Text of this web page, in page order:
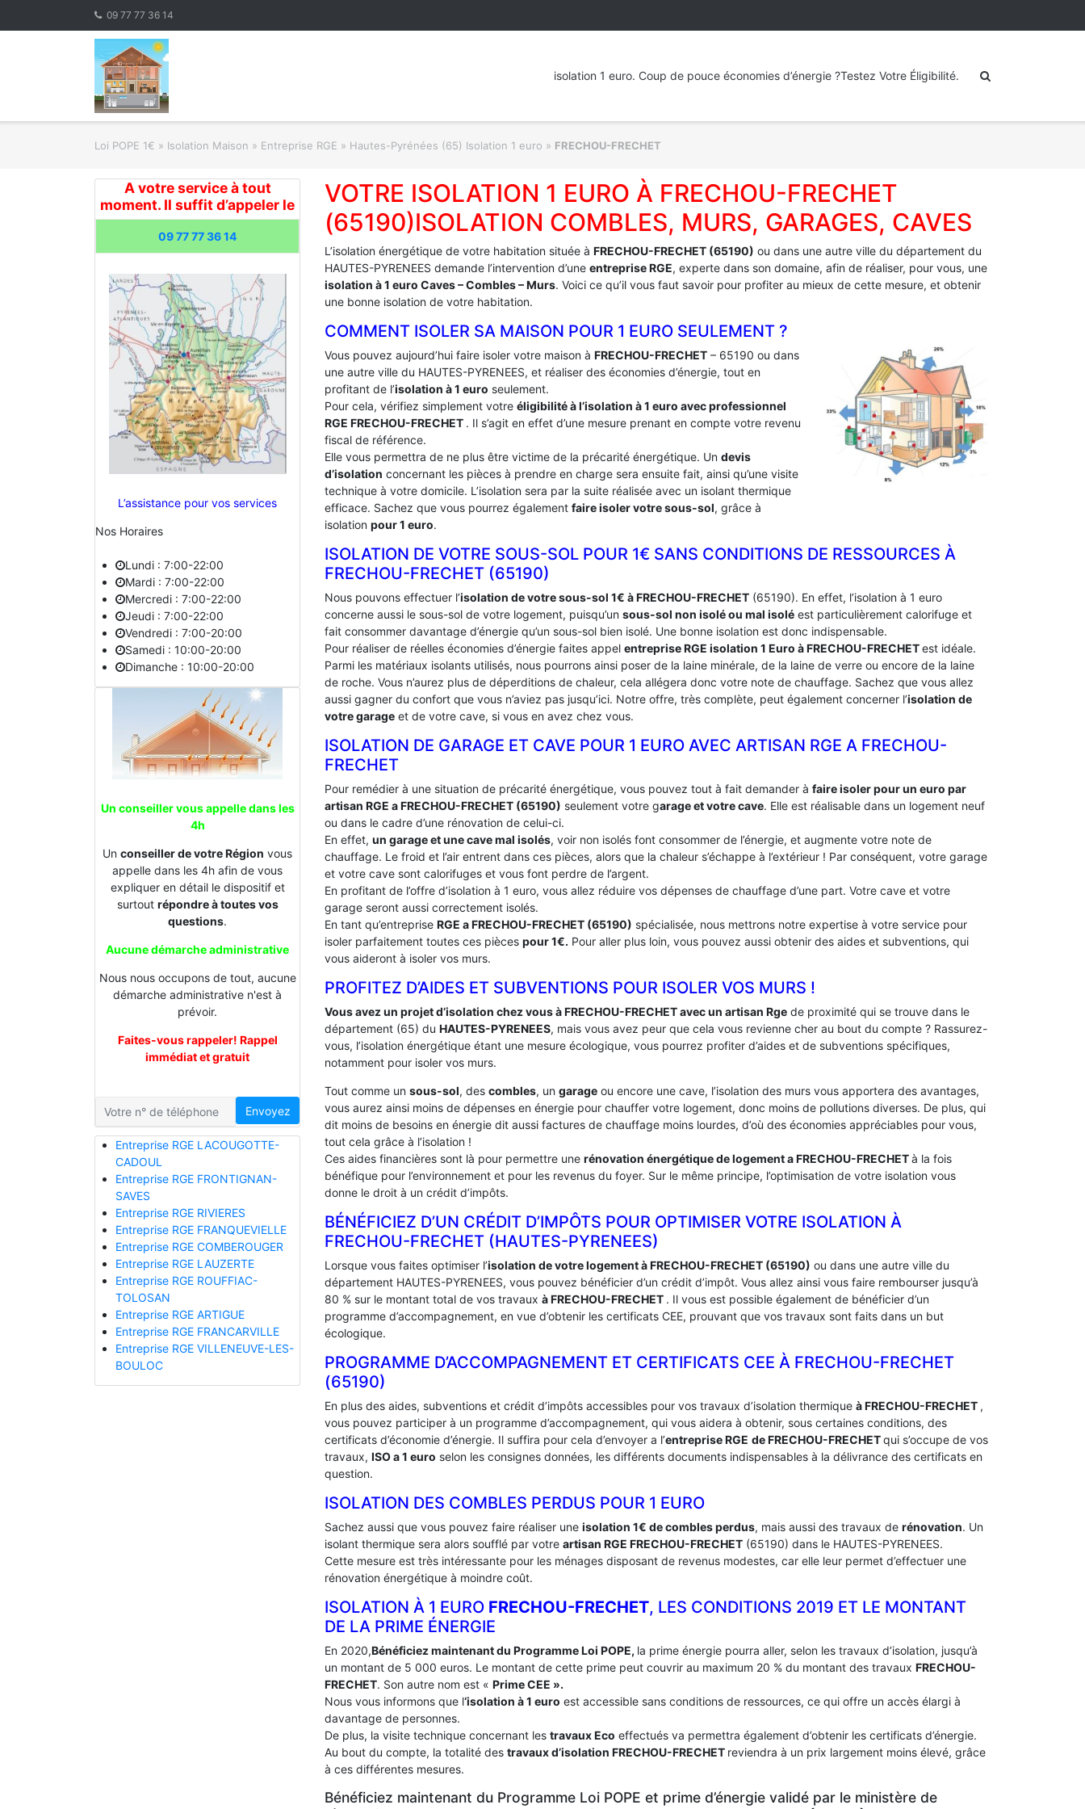
09 77 77 36 14
isolation 1 euro. Coup de pouce économies d’énergie ?Testez Votre Éligibilité.
Loi POPE 1€ » Isolation Maison » Entreprise RGE » Hautes-Pyrénées (65) Isolation 1 euro » FRECHOU-FRECHET
A votre service à tout
moment. Il suffit d’appeler le
09 77 77 36 14
L’assistance pour vos services
Nos Horaires
Lundi : 7:00-22:00
Mardi : 7:00-22:00
Mercredi : 7:00-22:00
Jeudi : 7:00-22:00
Vendredi : 7:00-20:00
Samedi : 10:00-20:00
Dimanche : 10:00-20:00
Un conseiller vous appelle dans les
4h
Un conseiller de votre Région vous
appelle dans les 4h afin de vous
expliquer en détail le dispositif et
surtout répondre à toutes vos
questions.
Aucune démarche administrative
Nous nous occupons de tout, aucune
démarche administrative n'est à
prévoir.
Faites-vous rappeler! Rappel
immédiat et gratuit
Envoyez
Entreprise RGE LACOUGOTTE-
CADOUL
Entreprise RGE FRONTIGNAN-
SAVES
Entreprise RGE RIVIERES
Entreprise RGE FRANQUEVIELLE
Entreprise RGE COMBEROUGER
Entreprise RGE LAUZERTE
Entreprise RGE ROUFFIAC-
TOLOSAN
Entreprise RGE ARTIGUE
Entreprise RGE FRANCARVILLE
Entreprise RGE VILLENEUVE-LES-
BOULOC
VOTRE ISOLATION 1 EURO À FRECHOU-FRECHET
(65190)ISOLATION COMBLES, MURS, GARAGES, CAVES
L’isolation énergétique de votre habitation située à FRECHOU-FRECHET (65190) ou dans une autre ville du département du
HAUTES-PYRENEES demande l’intervention d’une entreprise RGE, experte dans son domaine, afin de réaliser, pour vous, une
isolation à 1 euro Caves – Combles – Murs. Voici ce qu’il vous faut savoir pour profiter au mieux de cette mesure, et obtenir
une bonne isolation de votre habitation.
COMMENT ISOLER SA MAISON POUR 1 EURO SEULEMENT ?
Vous pouvez aujourd’hui faire isoler votre maison à FRECHOU-FRECHET – 65190 ou dans
une autre ville du HAUTES-PYRENEES, et réaliser des économies d’énergie, tout en
profitant de l’isolation à 1 euro seulement.
Pour cela, vérifiez simplement votre éligibilité à l’isolation à 1 euro avec professionnel
RGE FRECHOU-FRECHET . Il s’agit en effet d’une mesure prenant en compte votre revenu
fiscal de référence.
Elle vous permettra de ne plus être victime de la précarité énergétique. Un devis
d’isolation concernant les pièces à prendre en charge sera ensuite fait, ainsi qu’une visite
technique à votre domicile. L’isolation sera par la suite réalisée avec un isolant thermique
efficace. Sachez que vous pourrez également faire isoler votre sous-sol, grâce à
isolation pour 1 euro.
ISOLATION DE VOTRE SOUS-SOL POUR 1€ SANS CONDITIONS DE RESSOURCES À
‎FRECHOU-FRECHET (65190)
Nous pouvons effectuer l’isolation de votre sous-sol 1€ à FRECHOU-FRECHET (65190). En effet, l’isolation à 1 euro
concerne aussi le sous-sol de votre logement, puisqu’un sous-sol non isolé ou mal isolé est particulièrement calorifuge et
fait consommer davantage d’énergie qu’un sous-sol bien isolé. Une bonne isolation est donc indispensable.
Pour réaliser de réelles économies d’énergie faites appel entreprise RGE isolation 1 Euro à FRECHOU-FRECHETest idéale.
Parmi les matériaux isolants utilisés, nous pourrons ainsi poser de la laine minérale, de la laine de verre ou encore de la laine
de roche. Vous n’aurez plus de déperditions de chaleur, cela allégera donc votre note de chauffage. Sachez que vous allez
aussi gagner du confort que vous n’aviez pas jusqu’ici. Notre offre, très complète, peut également concerner l’isolation de
votre garage et de votre cave, si vous en avez chez vous.
ISOLATION DE GARAGE ET CAVE POUR 1 EURO AVEC ARTISAN RGE A FRECHOU-
FRECHET
Pour remédier à une situation de précarité énergétique, vous pouvez tout à fait demander à faire isoler pour un euro par
artisan RGE a FRECHOU-FRECHET (65190) seulement votre garage et votre cave. Elle est réalisable dans un logement neuf
ou dans le cadre d’une rénovation de celui-ci.
En effet, un garage et une cave mal isolés, voir non isolés font consommer de l’énergie, et augmente votre note de
chauffage. Le froid et l’air entrent dans ces pièces, alors que la chaleur s’échappe à l’extérieur ! Par conséquent, votre garage
et votre cave sont calorifuges et vous font perdre de l’argent.
En profitant de l’offre d’isolation à 1 euro, vous allez réduire vos dépenses de chauffage d’une part. Votre cave et votre
garage seront aussi correctement isolés.
En tant qu’entreprise RGE a FRECHOU-FRECHET (65190) spécialisée, nous mettrons notre expertise à votre service pour
isoler parfaitement toutes ces pièces pour 1€. Pour aller plus loin, vous pouvez aussi obtenir des aides et subventions, qui
vous aideront à isoler vos murs.
PROFITEZ D’AIDES ET SUBVENTIONS POUR ISOLER VOS MURS !
Vous avez un projet d’isolation chez vous à FRECHOU-FRECHET avec un artisan Rge de proximité qui se trouve dans le
département (65) du HAUTES-PYRENEES, mais vous avez peur que cela vous revienne cher au bout du compte ? Rassurez-
vous, l’isolation énergétique étant une mesure écologique, vous pourrez profiter d’aides et de subventions spécifiques,
notamment pour isoler vos murs.
Tout comme un sous-sol, des combles, un garage ou encore une cave, l’isolation des murs vous apportera des avantages,
vous aurez ainsi moins de dépenses en énergie pour chauffer votre logement, donc moins de pollutions diverses. De plus, qui
dit moins de besoins en énergie dit aussi factures de chauffage moins lourdes, d’où des économies appréciables pour vous,
tout cela grâce à l’isolation !
Ces aides financières sont là pour permettre une rénovation énergétique de logement aFRECHOU-FRECHETà la fois
bénéfique pour l’environnement et pour les revenus du foyer. Sur le même principe, l’optimisation de votre isolation vous
donne le droit à un crédit d’impôts.
BÉNÉFICIEZ D’UN CRÉDIT D’IMPÔTS POUR OPTIMISER VOTRE ISOLATION À
‎FRECHOU-FRECHET (HAUTES-PYRENEES)
Lorsque vous faites optimiser l’isolation de votre logement à FRECHOU-FRECHET (65190) ou dans une autre ville du
département HAUTES-PYRENEES, vous pouvez bénéficier d’un crédit d’impôt. Vous allez ainsi vous faire rembourser jusqu’à
80 % sur le montant total de vos travaux à FRECHOU-FRECHET . Il vous est possible également de bénéficier d’un
programme d’accompagnement, en vue d’obtenir les certificats CEE, prouvant que vos travaux sont faits dans un but
écologique.
PROGRAMME D’ACCOMPAGNEMENT ET CERTIFICATS CEE À ‎FRECHOU-FRECHET
(65190)
En plus des aides, subventions et crédit d’impôts accessibles pour vos travaux d’isolation thermique à FRECHOU-FRECHET ,
vous pouvez participer à un programme d’accompagnement, qui vous aidera à obtenir, sous certaines conditions, des
certificats d’économie d’énergie. Il suffira pour cela d’envoyer a l’entreprise RGE de FRECHOU-FRECHETqui s’occupe de vos
travaux, ISO a 1 euro selon les consignes données, les différents documents indispensables à la délivrance des certificats en
question.
ISOLATION DES COMBLES PERDUS POUR 1 EURO
Sachez aussi que vous pouvez faire réaliser une isolation 1€ de combles perdus, mais aussi des travaux de rénovation. Un
isolant thermique sera alors soufflé par votre artisan RGE FRECHOU-FRECHET (65190) dans le HAUTES-PYRENEES.
Cette mesure est très intéressante pour les ménages disposant de revenus modestes, car elle leur permet d’effectuer une
rénovation énergétique à moindre coût.
ISOLATION À 1 EURO FRECHOU-FRECHET, LES CONDITIONS 2019 ET LE MONTANT
DE LA PRIME ÉNERGIE
En 2020,Bénéficiez maintenant du Programme Loi POPE, la prime énergie pourra aller, selon les travaux d’isolation, jusqu’à
un montant de 5 000 euros. Le montant de cette prime peut couvrir au maximum 20 % du montant des travaux FRECHOU-
FRECHET. Son autre nom est « Prime CEE ».
Nous vous informons que l‘isolation à 1 euro est accessible sans conditions de ressources, ce qui offre un accès élargi à
davantage de personnes.
De plus, la visite technique concernant les travaux Eco effectués va permettra également d’obtenir les certificats d’énergie.
Au bout du compte, la totalité des travaux d’isolation FRECHOU-FRECHET reviendra à un prix largement moins élevé, grâce
à ces différentes mesures.
Bénéficiez maintenant du Programme Loi POPE et prime d’énergie validé par le ministère de